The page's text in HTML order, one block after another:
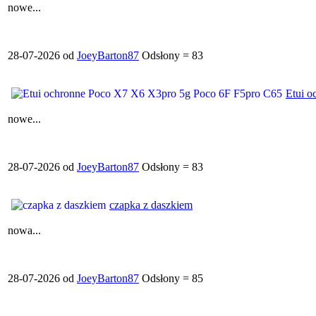
nowe...
28-07-2026 od JoeyBarton87 Odsłony = 83
Etui
nowe...
28-07-2026 od JoeyBarton87 Odsłony = 83
czapka z daszkiem
nowa...
28-07-2026 od JoeyBarton87 Odsłony = 85